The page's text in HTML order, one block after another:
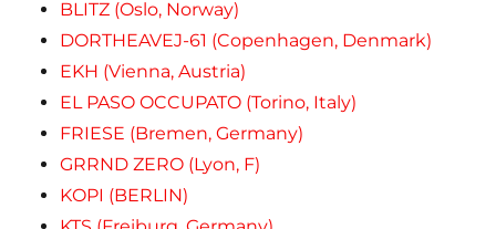
BLITZ (Oslo, Norway)
DORTHEAVEJ-61 (Copenhagen, Denmark)
EKH (Vienna, Austria)
EL PASO OCCUPATO (Torino, Italy)
FRIESE (Bremen, Germany)
GRRND ZERO (Lyon, F)
KOPI (BERLIN)